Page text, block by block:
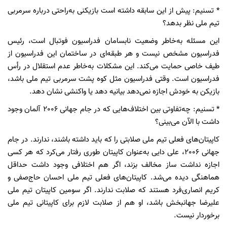
* تسنیم: پیش از این سابقه داشته است بازیکنی به‌راحتی درباره سرمربی
تیم ملی نظر بدهد؟
این مسئله به‌خاطر وضعیت نابسامان فدراسیون فوتبال است، رئیس
فدراسیون مشخص نیست و هر طبقه‌ای در ساختمان این فدراسیون از
طیف خاصی حمایت می‌کند. این مشکلات به‌خاطر عدم استقلال در رأس
فدراسیون است. وقتی فدراسیون مثل کوه پشت سرمربی تیم ملی باشد،
بازیکن به خودش اجازه نمی‌دهد بیانیه دهد یا واکنشی نشان دهد.
* تسنیم: چه‌تفاوتی بین اختلاف‌هایی که در جام جهانی 2006 آلمان وجود
داشت با الآن می‌بینی؟
کاپیتان‌های فعلی تیم ملی صلابتی را که باید داشته باشند، ندارند. در جام
جهانی 2006، علی دایی به‌عنوان کاپیتان طوری رفتار می‌کرد که هر کسی
اجازه نداشت ساز مخالف بزند، اگر هم اختلافی وجود داشت حداقل
هماهنگی دیده می‌شد. کاپیتان‌های فعلی تیم ملی احسان حاج‌صفی و
کریم انصاری‌فرد هستند که صلابت ندارند. اگر سومین کاپیتان تیم ملی
علیرضا جهانبخش باشد، او هم از صلابت لازم برای کاپیتانی تیم ملی
برخوردار نیست.